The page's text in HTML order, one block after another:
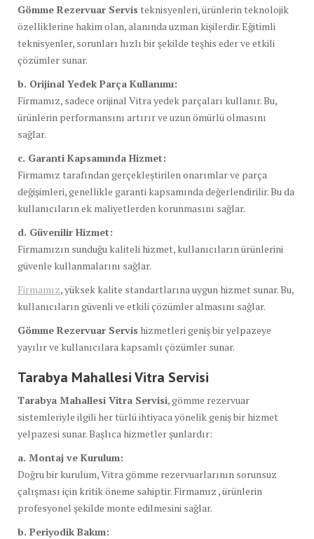
Gömme Rezervuar Servis teknisyenleri, ürünlerin teknolojik
özelliklerine hakim olan, alanında uzman kişilerdir. Eğitimli
teknisyenler, sorunları hızlı bir şekilde teşhis eder ve etkili
çözümler sunar.
b. Orijinal Yedek Parça Kullanımı:
Firmamız, sadece orijinal Vitra yedek parçaları kullanır. Bu,
ürünlerin performansını artırır ve uzun ömürlü olmasını
sağlar.
c. Garanti Kapsamında Hizmet:
Firmamız tarafından gerçekleştirilen onarımlar ve parça
değişimleri, genellikle garanti kapsamında değerlendirilir. Bu da
kullanıcıların ek maliyetlerden korunmasını sağlar.
d. Güvenilir Hizmet:
Firmamızın sunduğu kaliteli hizmet, kullanıcıların ürünlerini
güvenle kullanmalarını sağlar.
Firmamız, yüksek kalite standartlarına uygun hizmet sunar. Bu,
kullanıcıların güvenli ve etkili çözümler almasını sağlar.
Gömme Rezervuar Servis hizmetleri geniş bir yelpazeye
yayılır ve kullanıcılara kapsamlı çözümler sunar.
Tarabya Mahallesi Vitra Servisi
Tarabya Mahallesi Vitra Servisi, gömme rezervuar
sistemleriyle ilgili her türlü ihtiyaca yönelik geniş bir hizmet
yelpazesi sunar. Başlıca hizmetler şunlardır:
a. Montaj ve Kurulum:
Doğru bir kurulum, Vitra gömme rezervuarlarının sorunsuz
çalışması için kritik öneme sahiptir. Firmamız , ürünlerin
profesyonel şekilde monte edilmesini sağlar.
b. Periyodik Bakım: